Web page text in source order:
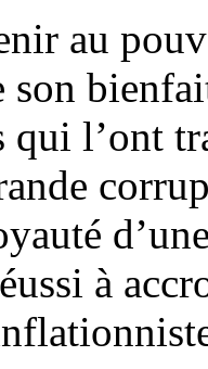
au
son
l’ont
à